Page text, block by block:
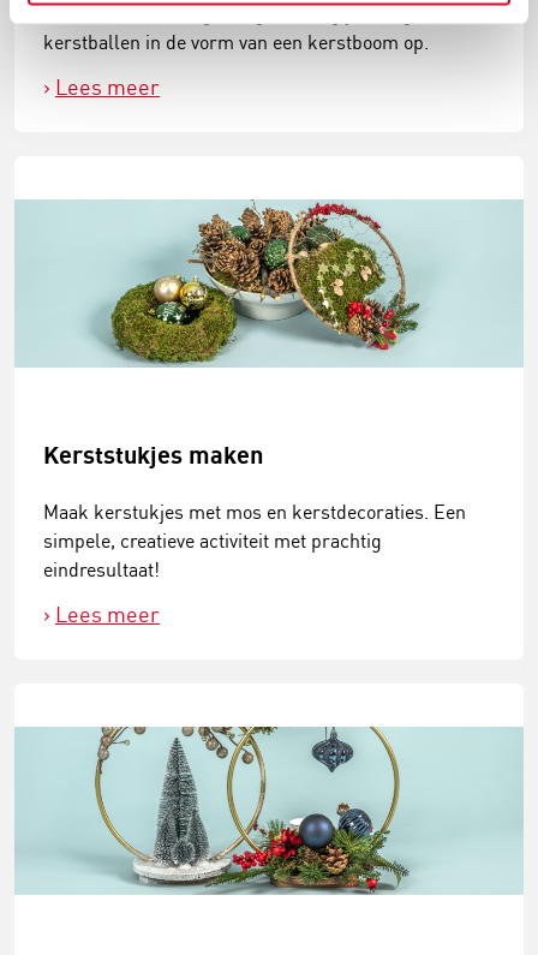
Met de metalen ring met gaas hang je met gemak
kerstballen in de vorm van een kerstboom op.
Lees meer
Kerststukjes maken
Maak kerstukjes met mos en kerstdecoraties. Een
simpele, creatieve activiteit met prachtig
eindresultaat!
Lees meer